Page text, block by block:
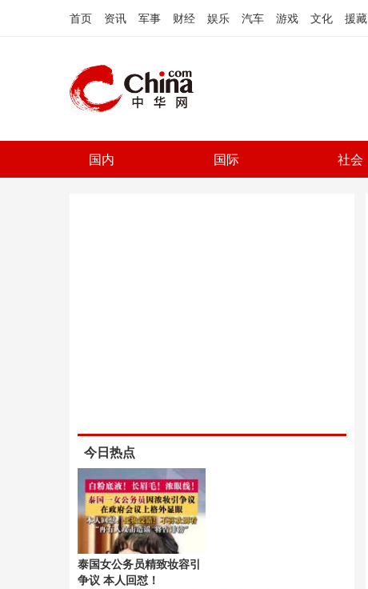
首页 资讯 军事 财经 娱乐 汽车 游戏 文化 援藏
国内 国际 社会
今日热点
泰国女公务员精致妆容引
争议 本人回怼！